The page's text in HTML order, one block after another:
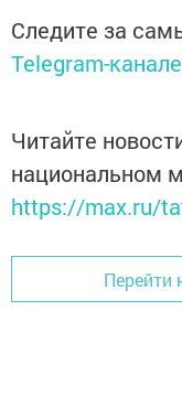
Следите за
Telegram-канале
Читайте
национальном
https://max.ru/
Перейти